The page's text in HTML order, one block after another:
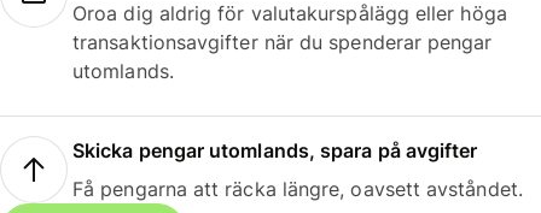
Oroa dig aldrig för valutakurspålägg eller höga
transaktionsavgifter när du spenderar pengar
utomlands.
Skicka pengar utomlands, spara på avgifter
Få pengarna att räcka längre, oavsett avståndet.